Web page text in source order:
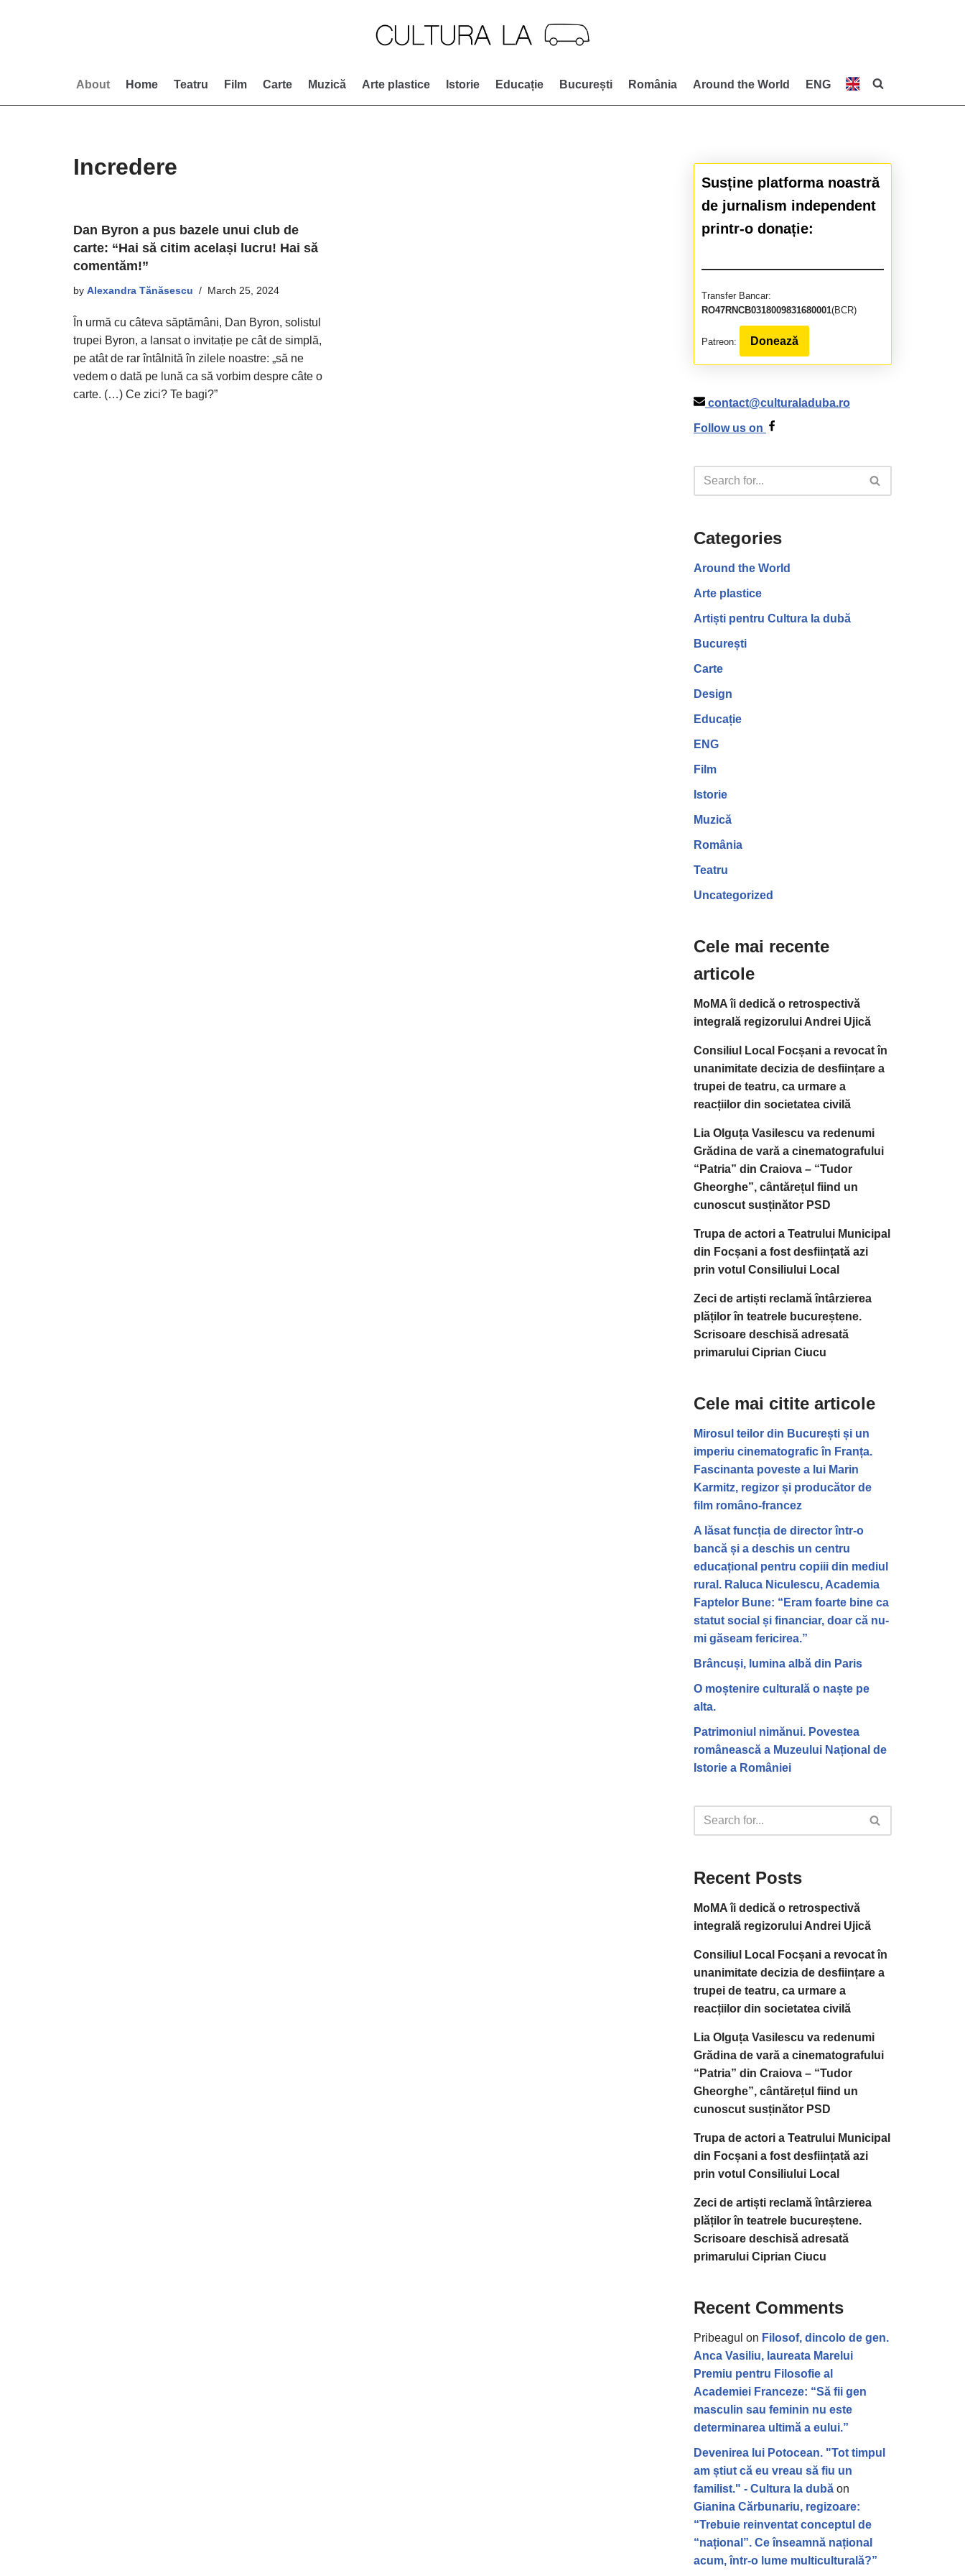
About Home Teatru Film Carte Muzică Arte plastice Istorie Educație București România Around the World ENG
Incredere
Dan Byron a pus bazele unui club de
carte: “Hai să citim același lucru! Hai să
comentăm!”
by Alexandra Tănăsescu March 25, 2024
În urmă cu câteva săptămâni, Dan Byron, solistul
trupei Byron, a lansat o invitație pe cât de simplă,
pe atât de rar întâlnită în zilele noastre: „să ne
vedem o dată pe lună ca să vorbim despre câte o
carte. (…) Ce zici? Te bagi?”
Susține platforma noastră
de jurnalism independent
printr-o donație:
Transfer Bancar:
RO47RNCB0318009831680001(BCR)
Patreon: Donează
contact@culturaladuba.ro
Follow us on
Categories
Around the World
Arte plastice
Artiști pentru Cultura la dubă
București
Carte
Design
Educație
ENG
Film
Istorie
Muzică
România
Teatru
Uncategorized
Cele mai recente
articole
MoMA îi dedică o retrospectivă
integrală regizorului Andrei Ujică
Consiliul Local Focșani a revocat în
unanimitate decizia de desființare a
trupei de teatru, ca urmare a
reacțiilor din societatea civilă
Lia Olguța Vasilescu va redenumi
Grădina de vară a cinematografului
“Patria” din Craiova – “Tudor
Gheorghe”, cântărețul fiind un
cunoscut susținător PSD
Trupa de actori a Teatrului Municipal
din Focșani a fost desființată azi
prin votul Consiliului Local
Zeci de artiști reclamă întârzierea
plăților în teatrele bucureștene.
Scrisoare deschisă adresată
primarului Ciprian Ciucu
Cele mai citite articole
Mirosul teilor din București și un
imperiu cinematografic în Franța.
Fascinanta poveste a lui Marin
Karmitz, regizor și producător de
film româno-francez
A lăsat funcția de director într-o
bancă și a deschis un centru
educațional pentru copiii din mediul
rural. Raluca Niculescu, Academia
Faptelor Bune: “Eram foarte bine ca
statut social și financiar, doar că nu-
mi găseam fericirea.”
Brâncuși, lumina albă din Paris
O moștenire culturală o naște pe
alta.
Patrimoniul nimănui. Povestea
românească a Muzeului Național de
Istorie a României
Recent Posts
MoMA îi dedică o retrospectivă
integrală regizorului Andrei Ujică
Consiliul Local Focșani a revocat în
unanimitate decizia de desființare a
trupei de teatru, ca urmare a
reacțiilor din societatea civilă
Lia Olguța Vasilescu va redenumi
Grădina de vară a cinematografului
“Patria” din Craiova – “Tudor
Gheorghe”, cântărețul fiind un
cunoscut susținător PSD
Trupa de actori a Teatrului Municipal
din Focșani a fost desființată azi
prin votul Consiliului Local
Zeci de artiști reclamă întârzierea
plăților în teatrele bucureștene.
Scrisoare deschisă adresată
primarului Ciprian Ciucu
Recent Comments
Pribeagul on Filosof, dincolo de gen.
Anca Vasiliu, laureata Marelui
Premiu pentru Filosofie al
Academiei Franceze: “Să fii gen
masculin sau feminin nu este
determinarea ultimă a eului.”
Devenirea lui Potocean. "Tot timpul
am știut că eu vreau să fiu un
familist." - Cultura la dubă on
Gianina Cărbunariu, regizoare:
“Trebuie reinventat conceptul de
“național”. Ce înseamnă național
acum, într-o lume multiculturală?”